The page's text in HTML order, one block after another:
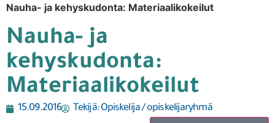
Nauha- ja kehyskudonta: Materiaalikokeilut
Nauha- ja
kehyskudonta:
Materiaalikokeilut
15.09.2016 Tekijä:Opiskelija / opiskelijaryhmä